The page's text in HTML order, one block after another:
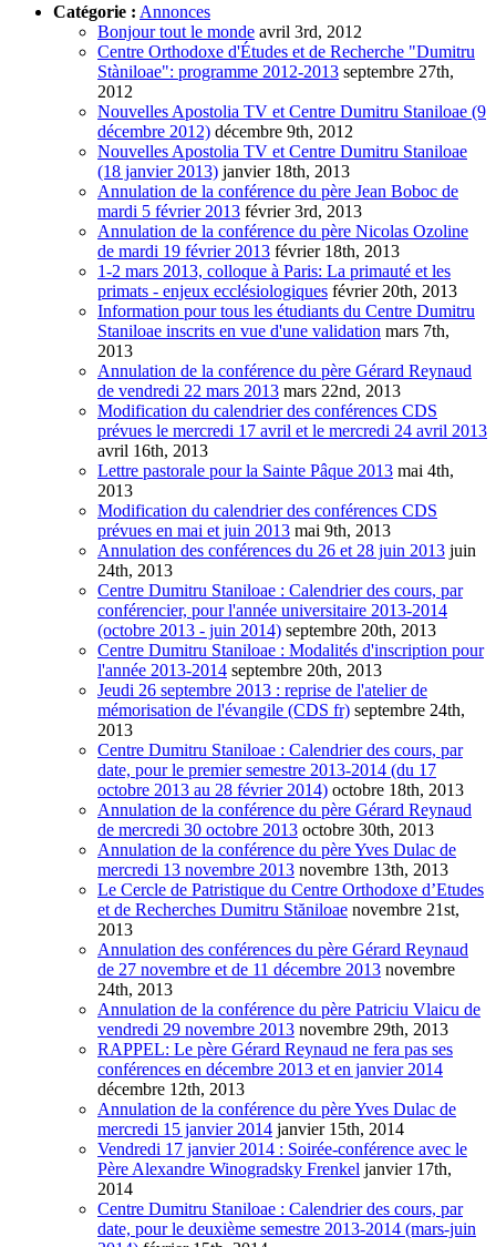
Catégorie : Annonces
Bonjour tout le monde avril 3rd, 2012
Centre Orthodoxe d'Études et de Recherche "Dumitru
Stàniloae": programme 2012-2013 septembre 27th,
2012
Nouvelles Apostolia TV et Centre Dumitru Staniloae (9
décembre 2012) décembre 9th, 2012
Nouvelles Apostolia TV et Centre Dumitru Staniloae
(18 janvier 2013) janvier 18th, 2013
Annulation de la conférence du père Jean Boboc de
mardi 5 février 2013 février 3rd, 2013
Annulation de la conférence du père Nicolas Ozoline
de mardi 19 février 2013 février 18th, 2013
1-2 mars 2013, colloque à Paris: La primauté et les
primats - enjeux ecclésiologiques février 20th, 2013
Information pour tous les étudiants du Centre Dumitru
Staniloae inscrits en vue d'une validation mars 7th,
2013
Annulation de la conférence du père Gérard Reynaud
de vendredi 22 mars 2013 mars 22nd, 2013
Modification du calendrier des conférences CDS
prévues le mercredi 17 avril et le mercredi 24 avril 2013
avril 16th, 2013
Lettre pastorale pour la Sainte Pâque 2013 mai 4th,
2013
Modification du calendrier des conférences CDS
prévues en mai et juin 2013 mai 9th, 2013
Annulation des conférences du 26 et 28 juin 2013 juin
24th, 2013
Centre Dumitru Staniloae : Calendrier des cours, par
conférencier, pour l'année universitaire 2013-2014
(octobre 2013 - juin 2014) septembre 20th, 2013
Centre Dumitru Staniloae : Modalités d'inscription pour
l'année 2013-2014 septembre 20th, 2013
Jeudi 26 septembre 2013 : reprise de l'atelier de
mémorisation de l'évangile (CDS fr) septembre 24th,
2013
Centre Dumitru Staniloae : Calendrier des cours, par
date, pour le premier semestre 2013-2014 (du 17
octobre 2013 au 28 février 2014) octobre 18th, 2013
Annulation de la conférence du père Gérard Reynaud
de mercredi 30 octobre 2013 octobre 30th, 2013
Annulation de la conférence du père Yves Dulac de
mercredi 13 novembre 2013 novembre 13th, 2013
Le Cercle de Patristique du Centre Orthodoxe d’Etudes
et de Recherches Dumitru Stăniloae novembre 21st,
2013
Annulation des conférences du père Gérard Reynaud
de 27 novembre et de 11 décembre 2013 novembre
24th, 2013
Annulation de la conférence du père Patriciu Vlaicu de
vendredi 29 novembre 2013 novembre 29th, 2013
RAPPEL: Le père Gérard Reynaud ne fera pas ses
conférences en décembre 2013 et en janvier 2014
décembre 12th, 2013
Annulation de la conférence du père Yves Dulac de
mercredi 15 janvier 2014 janvier 15th, 2014
Vendredi 17 janvier 2014 : Soirée-conférence avec le
Père Alexandre Winogradsky Frenkel janvier 17th,
2014
Centre Dumitru Staniloae : Calendrier des cours, par
date, pour le deuxième semestre 2013-2014 (mars-juin